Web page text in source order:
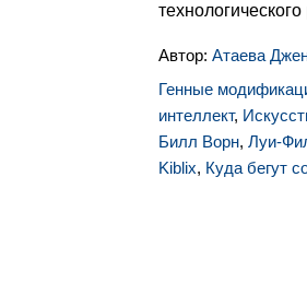
Автор: Атаева
Генные
интеллект,
Билл Ворн, Луи-
Kiblix, Куда бегут